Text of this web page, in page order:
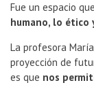
Fue un espacio que
humano, lo ético
La profesora
proyección de
es que nos